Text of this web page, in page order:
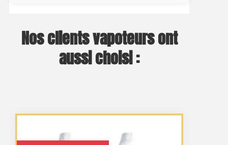
Nos clients vapoteurs ont
aussi choisi :